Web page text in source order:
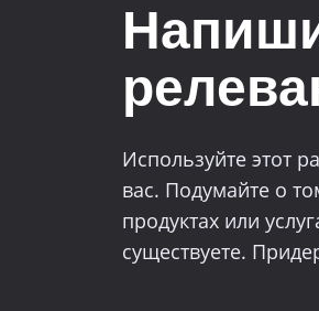
Используйте этот
вас. Подумайте о
продуктах или
существуете.